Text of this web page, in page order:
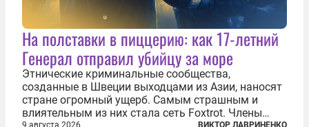
На полставки в пиццерию: как 17-летний
Генерал отправил убийцу за море
Этнические криминальные сообщества,
созданные в Швеции выходцами из Азии, наносят
стране огромный ущерб. Самым страшным и
влиятельным из них стала сеть Foxtrot. Члены
9 августа 2026 ВИКТОР ЛАВРИНЕНКО